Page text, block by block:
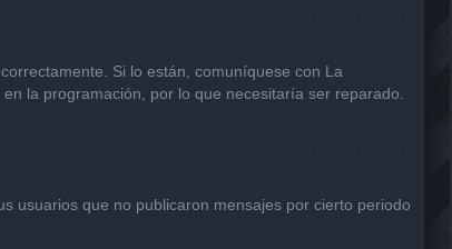
Si lo están, comuníquese con La
la programación, por lo que necesitaría ser reparado.
usuarios que no publicaron mensajes por cierto periodo